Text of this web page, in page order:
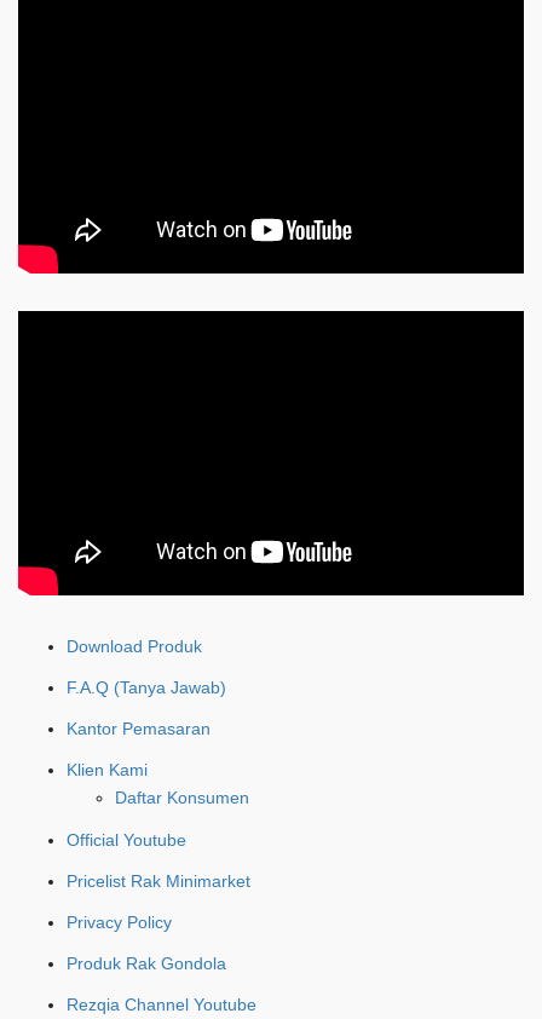
Download Produk
F.A.Q (Tanya Jawab)
Kantor Pemasaran
Klien Kami
Daftar Konsumen
Official Youtube
Pricelist Rak Minimarket
Privacy Policy
Produk Rak Gondola
Rezqia Channel Youtube